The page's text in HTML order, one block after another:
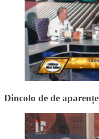
Dincolo de de aparențe